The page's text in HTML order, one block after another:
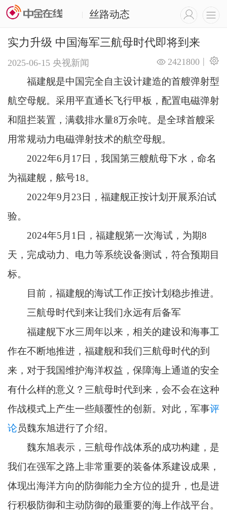
丝路动态
实力升级 中国海军三航母时代即将到来
2025-06-15 央视新闻 |
2421800
福建舰是中国完全自主设计建造的首艘弹射型
航空母舰。采用平直通长飞行甲板，配置电磁弹射
和阻拦装置，满载排水量8万余吨。是全球首艘采
用常规动力电磁弹射技术的航空母舰。
2022年6月17日，我国第三艘航母下水，命名
为福建舰，舷号18。
2022年9月23日，福建舰正按计划开展系泊试
验。
2024年5月1日，福建舰第一次海试，为期8
天，完成动力、电力等系统设备测试，符合预期目
标。
目前，福建舰的海试工作正按计划稳步推进。
三航母时代到来让我们永远有后备军
福建舰下水三周年以来，相关的建设和海事工
作在不断地推进，福建舰和我们三航母时代的到
来，对于我国维护海洋权益，保障海上通道的安全
有什么样的意义？三航母时代到来，会不会在这种
作战模式上产生一些颠覆性的创新。对此，军事评
论员魏东旭进行了介绍。
魏东旭表示，三航母作战体系的成功构建，是
我们在强军之路上非常重要的装备体系建设成果，
体现出海洋方向的防御能力全方位的提升，也是进
行积极防御和主动防御的最重要的海上作战平台。